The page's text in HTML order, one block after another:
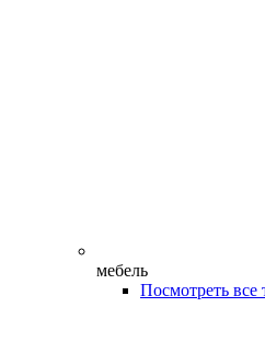
мебель
Посмотреть все